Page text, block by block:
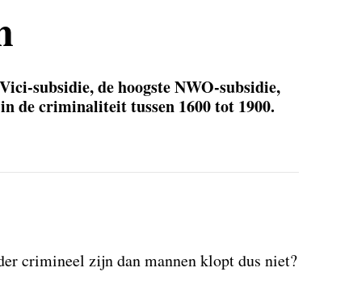
subsidie, de hoogste NWO-subsidie,
de criminaliteit tussen 1600 tot 1900.
crimineel zijn dan mannen klopt dus niet?